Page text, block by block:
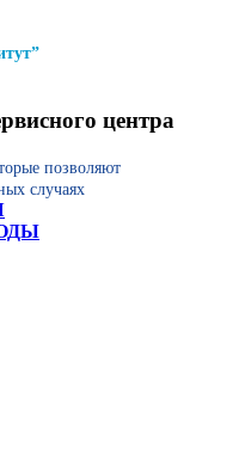
центра
позволяют
случаях